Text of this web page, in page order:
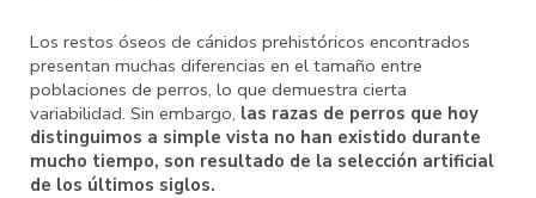
Los restos óseos de cánidos prehistóricos encontrados
presentan muchas diferencias en el tamaño entre
poblaciones de perros, lo que demuestra cierta
variabilidad. Sin embargo, las razas de perros que hoy
distinguimos a simple vista no han existido durante
mucho tiempo, son resultado de la selección artificial
de los últimos siglos.